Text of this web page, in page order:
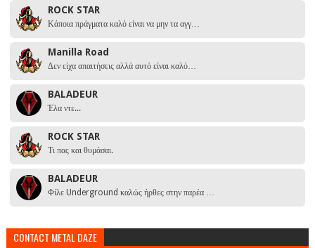
ROCK STAR
Κάποια πράγματα καλό είναι να μην τα αγγ…
Manilla Road
Δεν είχα απαιτήσεις αλλά αυτό είναι καλό…
BALADEUR
Έλα ντε...
ROCK STAR
Τι πας και θυμάσαι.
BALADEUR
Φίλε Underground καλώς ήρθες στην παρέα …
CONTACT METAL DAZE